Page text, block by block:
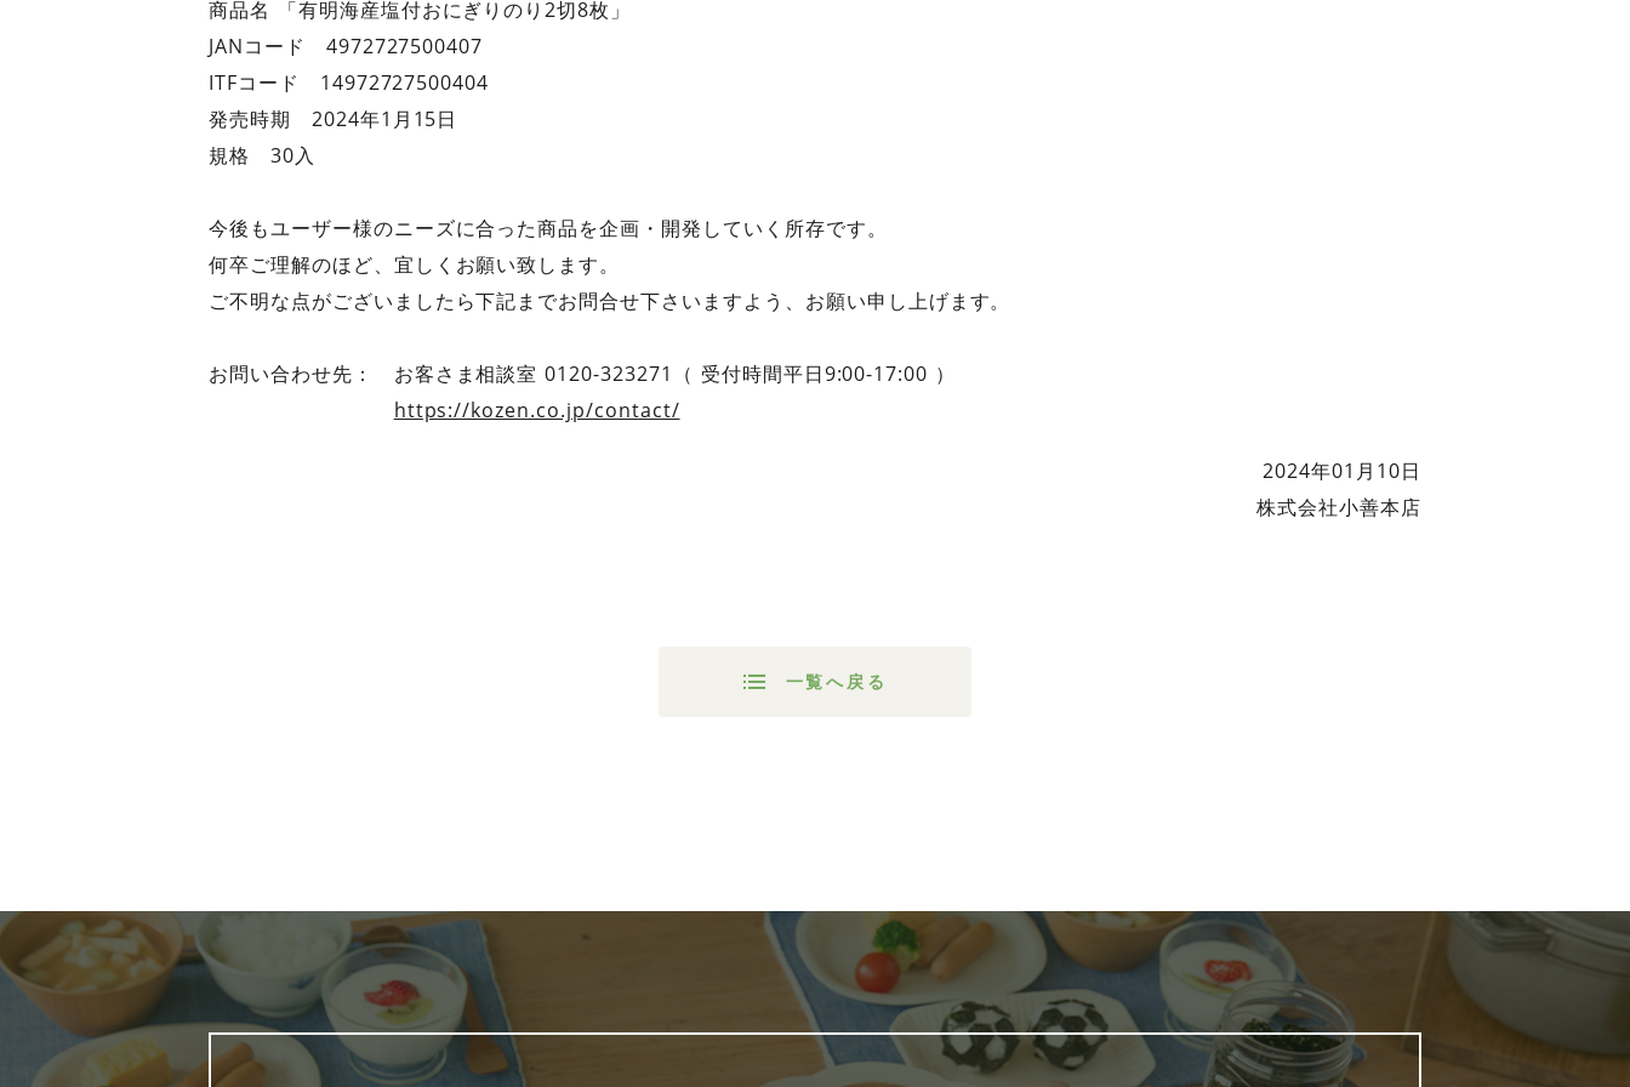
商品名 「有明海産塩付おにぎりのり2切8枚」
JANコード 4972727500407
ITFコード 14972727500404
発売時期 2024年1月15日
規格 30入
今後もユーザー様のニーズに合った商品を企画・開発していく所存です。
何卒ご理解のほど、宜しくお願い致します。
ご不明な点がございましたら下記までお問合せ下さいますよう、お願い申し上げます。
お問い合わせ先： お客さま相談室 0120-323271（ 受付時間平日9:00-17:00 ）
https://kozen.co.jp/contact/
2024年01月10日
一覧へ戻る